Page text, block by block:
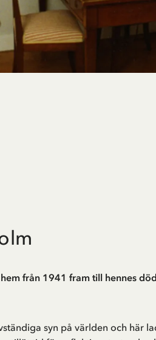
från 1941 fram till hennes
syn på världen och här